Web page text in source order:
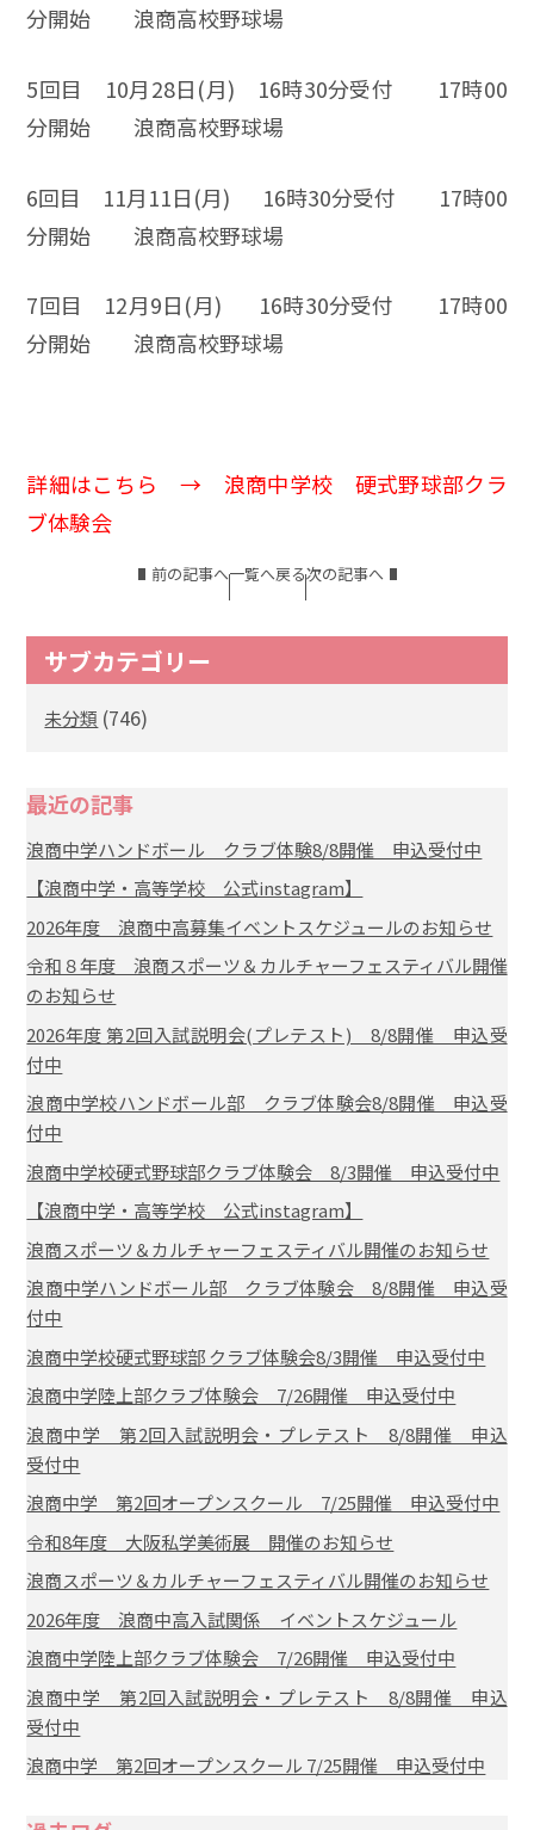
分開始 浪商高校野球場
5回目 10月28日(月) 16時30分受付 17時00
分開始 浪商高校野球場
6回目 11月11日(月) 16時30分受付 17時00
分開始 浪商高校野球場
7回目 12月9日(月) 16時30分受付 17時00
分開始 浪商高校野球場
詳細はこちら → 浪商中学校 硬式野球部クラ
ブ体験会
前の記事へ一覧へ戻る次の記事へ
サブカテゴリー
未分類 (746)
最近の記事
浪商中学ハンドボール クラブ体験8/8開催 申込受付中
【浪商中学・高等学校 公式instagram】
2026年度 浪商中高募集イベントスケジュールのお知らせ
令和８年度 浪商スポーツ＆カルチャーフェスティバル開催
のお知らせ
2026年度 第2回入試説明会(プレテスト) 8/8開催 申込受
付中
浪商中学校ハンドボール部 クラブ体験会8/8開催 申込受
付中
浪商中学校硬式野球部クラブ体験会 8/3開催 申込受付中
【浪商中学・高等学校 公式instagram】
浪商スポーツ＆カルチャーフェスティバル開催のお知らせ
浪商中学ハンドボール部 クラブ体験会 8/8開催 申込受
付中
浪商中学校硬式野球部 クラブ体験会8/3開催 申込受付中
浪商中学陸上部クラブ体験会 7/26開催 申込受付中
浪商中学 第2回入試説明会・プレテスト 8/8開催 申込
受付中
浪商中学 第2回オープンスクール 7/25開催 申込受付中
令和8年度 大阪私学美術展 開催のお知らせ
浪商スポーツ＆カルチャーフェスティバル開催のお知らせ
2026年度 浪商中高入試関係 イベントスケジュール
浪商中学陸上部クラブ体験会 7/26開催 申込受付中
浪商中学 第2回入試説明会・プレテスト 8/8開催 申込
受付中
浪商中学 第2回オープンスクール 7/25開催 申込受付中